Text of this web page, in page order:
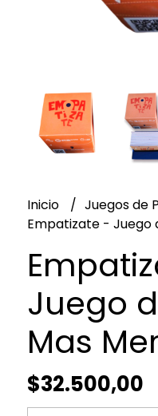
Inicio
Juegos de
Empatizate - Juego
Juego
Mas
$32.500,00